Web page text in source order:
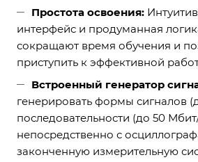
Простота освоения:
интерфейс и продуманная
сокращают время обучения и
приступить к эффективной
Встроенный генератор
генерировать формы сигналов
последовательности (до 50
непосредственно с
законченную измерительную